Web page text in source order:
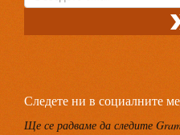
Следете ни в социалните
Ще се радваме да следите